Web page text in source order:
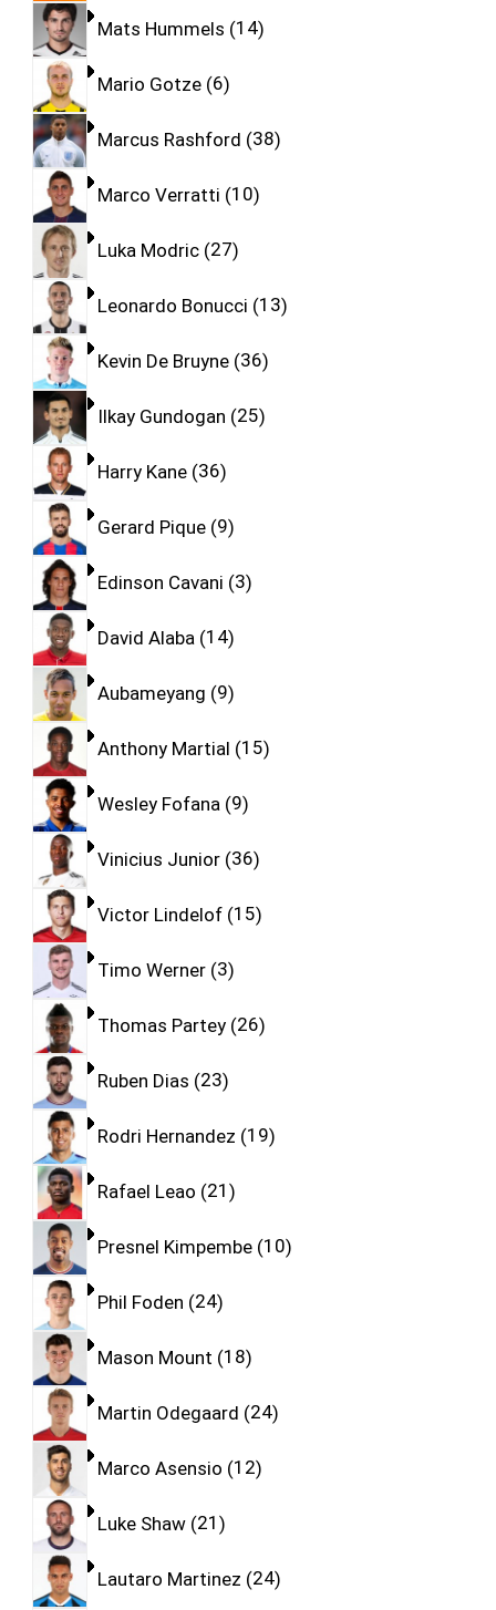
Mats Hummels 14
Mario Gotze 6
Marcus Rashford 38
Marco Verratti 10
Luka Modric 27
Leonardo Bonucci 13
Kevin De Bruyne 36
Ilkay Gundogan 25
Harry Kane 36
Gerard Pique 9
Edinson Cavani 3
David Alaba 14
Aubameyang 9
Anthony Martial 15
Wesley Fofana 9
Vinicius Junior 36
Victor Lindelof 15
Timo Werner 3
Thomas Partey 26
Ruben Dias 23
Rodri Hernandez 19
Rafael Leao 21
Presnel Kimpembe 10
Phil Foden 24
Mason Mount 18
Martin Odegaard 24
Marco Asensio 12
Luke Shaw 21
Lautaro Martinez 24